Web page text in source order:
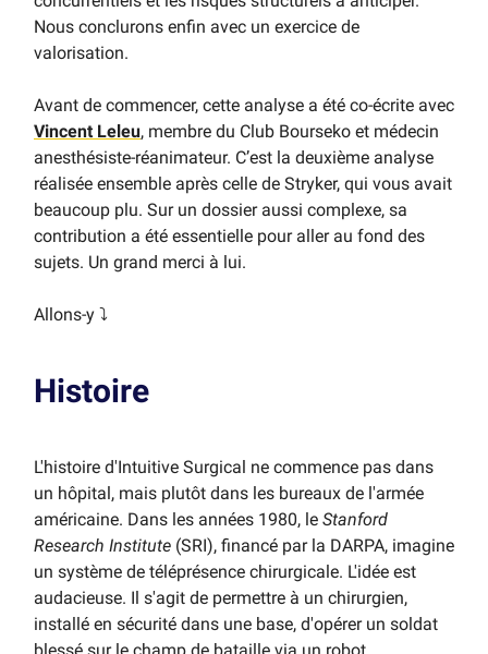
Nous conclurons enfin avec un exercice de
valorisation.
Avant de commencer, cette analyse a été co-écrite avec
Vincent Leleu, membre du Club Bourseko et médecin
anesthésiste-réanimateur. C’est la deuxième analyse
réalisée ensemble après celle de Stryker, qui vous avait
beaucoup plu. Sur un dossier aussi complexe, sa
contribution a été essentielle pour aller au fond des
sujets. Un grand merci à lui.
Allons-y ⤵️
Histoire
L'histoire d'Intuitive Surgical ne commence pas dans
un hôpital, mais plutôt dans les bureaux de l'armée
américaine. Dans les années 1980, le Stanford
Research Institute (SRI), financé par la DARPA, imagine
un système de téléprésence chirurgicale. L'idée est
audacieuse. Il s'agit de permettre à un chirurgien,
installé en sécurité dans une base, d'opérer un soldat